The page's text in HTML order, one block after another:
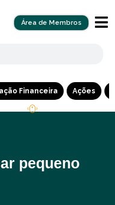
Área de Membros
Financeira Ações
pequeno